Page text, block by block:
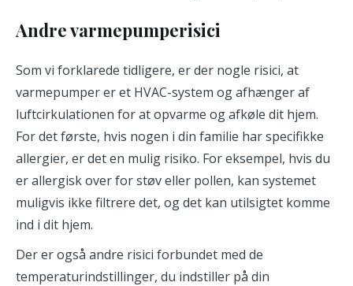
Andre varmepumperisici
Som vi forklarede tidligere, er der nogle risici, at
varmepumper er et HVAC-system og afhænger af
luftcirkulationen for at opvarme og afkøle dit hjem.
For det første, hvis nogen i din familie har specifikke
allergier, er det en mulig risiko. For eksempel, hvis du
er allergisk over for støv eller pollen, kan systemet
muligvis ikke filtrere det, og det kan utilsigtet komme
ind i dit hjem.
Der er også andre risici forbundet med de
temperaturindstillinger, du indstiller på din